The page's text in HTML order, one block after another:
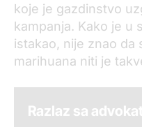
koje je gazdinstvo
kampanja. Kako je u
istakao, nije znao da
marihuana niti je
Razlaz sa